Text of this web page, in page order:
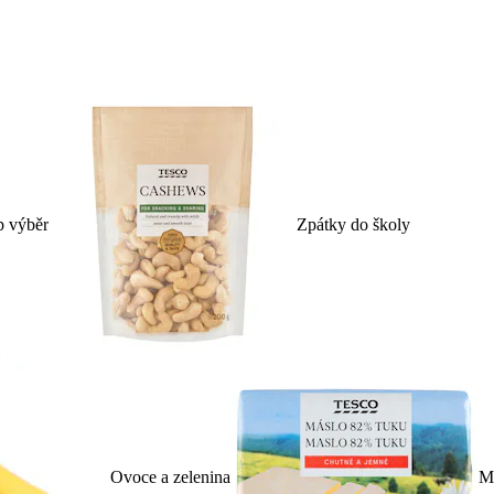
výběr Zpátky do školy
Ovoce a zelenina